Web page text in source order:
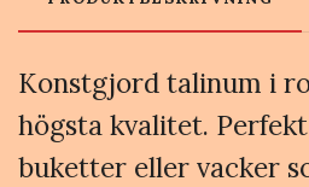
Konstgjord talinum i
högsta kvalitet.
buketter eller vacker